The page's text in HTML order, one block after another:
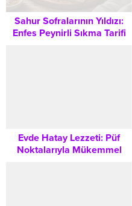
Sahur Sofralarının Yıldızı:
Enfes Peynirli Sıkma Tarifi
Evde Hatay Lezzeti: Püf
Noktalarıyla Mükemmel